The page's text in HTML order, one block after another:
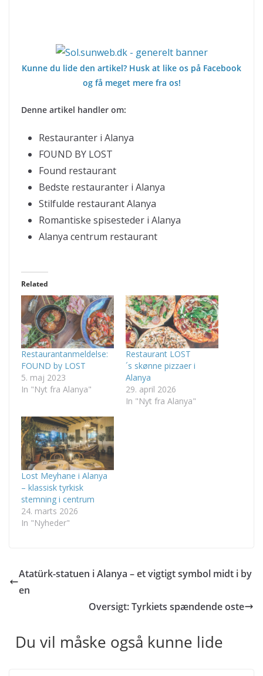
Kunne du lide den artikel? Husk at like os på Facebook
og få meget mere fra os!
Denne artikel handler om:
Restauranter i Alanya
FOUND BY LOST
Found restaurant
Bedste restauranter i Alanya
Stilfulde restaurant Alanya
Romantiske spisesteder i Alanya
Alanya centrum restaurant
Related
Restaurantanmeldelse:
FOUND by LOST
5. maj 2023
In "Nyt fra Alanya"
Restaurant LOST
´s skønne pizzaer i
Alanya
29. april 2026
In "Nyt fra Alanya"
Lost Meyhane i Alanya
– klassisk tyrkisk
stemning i centrum
24. marts 2026
In "Nyheder"
Atatürk-statuen i Alanya – et vigtigt symbol midt i by
en
Oversigt: Tyrkiets spændende oste
Du vil måske også kunne lide